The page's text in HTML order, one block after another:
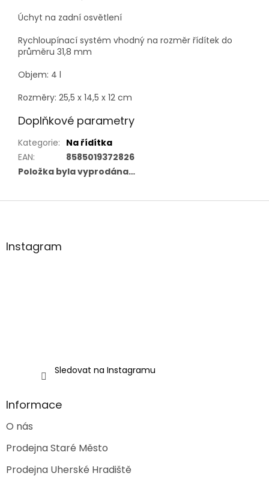
Úchyt na zadní osvětlení
Rychloupínací systém vhodný na rozměr řídítek do
průměru 31,8 mm
Objem: 4 l
Rozměry: 25,5 x 14,5 x 12 cm
Doplňkové parametry
Kategorie: Na řídítka
EAN:
8585019372826
Položka byla vyprodána…
Z
aInstagram
Sledovat na Instagramu
Informace
O nás
Prodejna Staré Město
Prodejna Uherské Hradiště